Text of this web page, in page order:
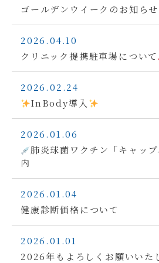
ゴールデンウイークのお知らせ
2026.04.10
クリニック提携駐車場について
2026.02.24
InBody導入
2026.01.06
肺炎球菌ワクチン「キャッ
内
2026.01.04
健康診断価格について
2026.01.01
2026年もよろしくお願いいた